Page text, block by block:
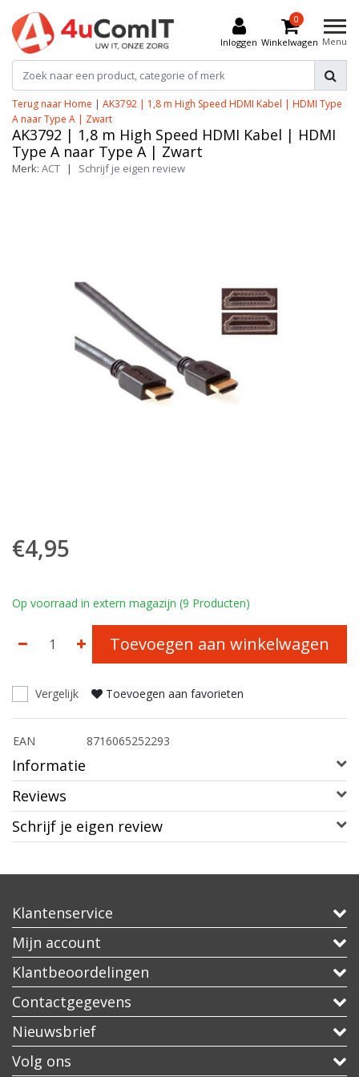
Inloggen
0
Winkelwagen Menu
Terug naar Home | AK3792 | 1,8 m High Speed HDMI Kabel | HDMI Type
A naar Type A | Zwart
AK3792 | 1,8 m High Speed HDMI Kabel | HDMI
Type A naar Type A | Zwart
Merk: ACT | Schrijf je eigen review
€4,95
Op voorraad in extern magazijn (9 Producten)
Toevoegen aan winkelwagen
Vergelijk Toevoegen aan favorieten
EAN 8716065252293
Informatie
Reviews
Schrijf je eigen review
Klantenservice
Mijn account
Klantbeoordelingen
Contactgegevens
Nieuwsbrief
Volg ons